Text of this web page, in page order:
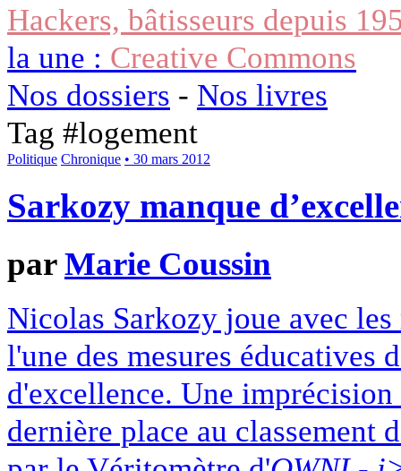
Hackers, bâtisseurs depuis
la une : Creative Commons
Nos dossiers - Nos livres
Tag #logement
Politique Chronique • 30 mars 2012
Sarkozy manque
parMarie Coussin
Nicolas Sarkozy joue avec
l'une des mesures
d'excellence. Une
dernière place au classement